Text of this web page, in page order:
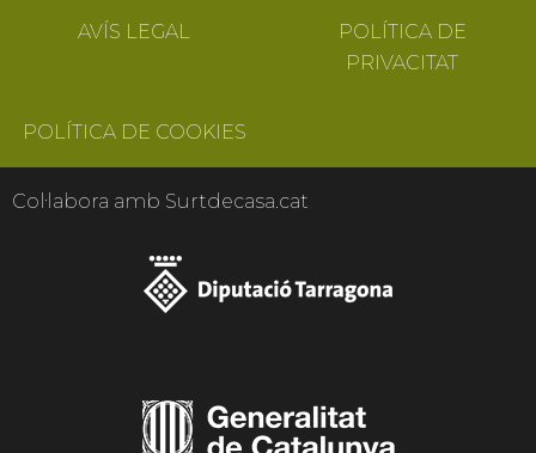
AVÍS LEGAL
POLÍTICA DE
PRIVACITAT
POLÍTICA DE COOKIES
Col·labora amb Surtdecasa.cat